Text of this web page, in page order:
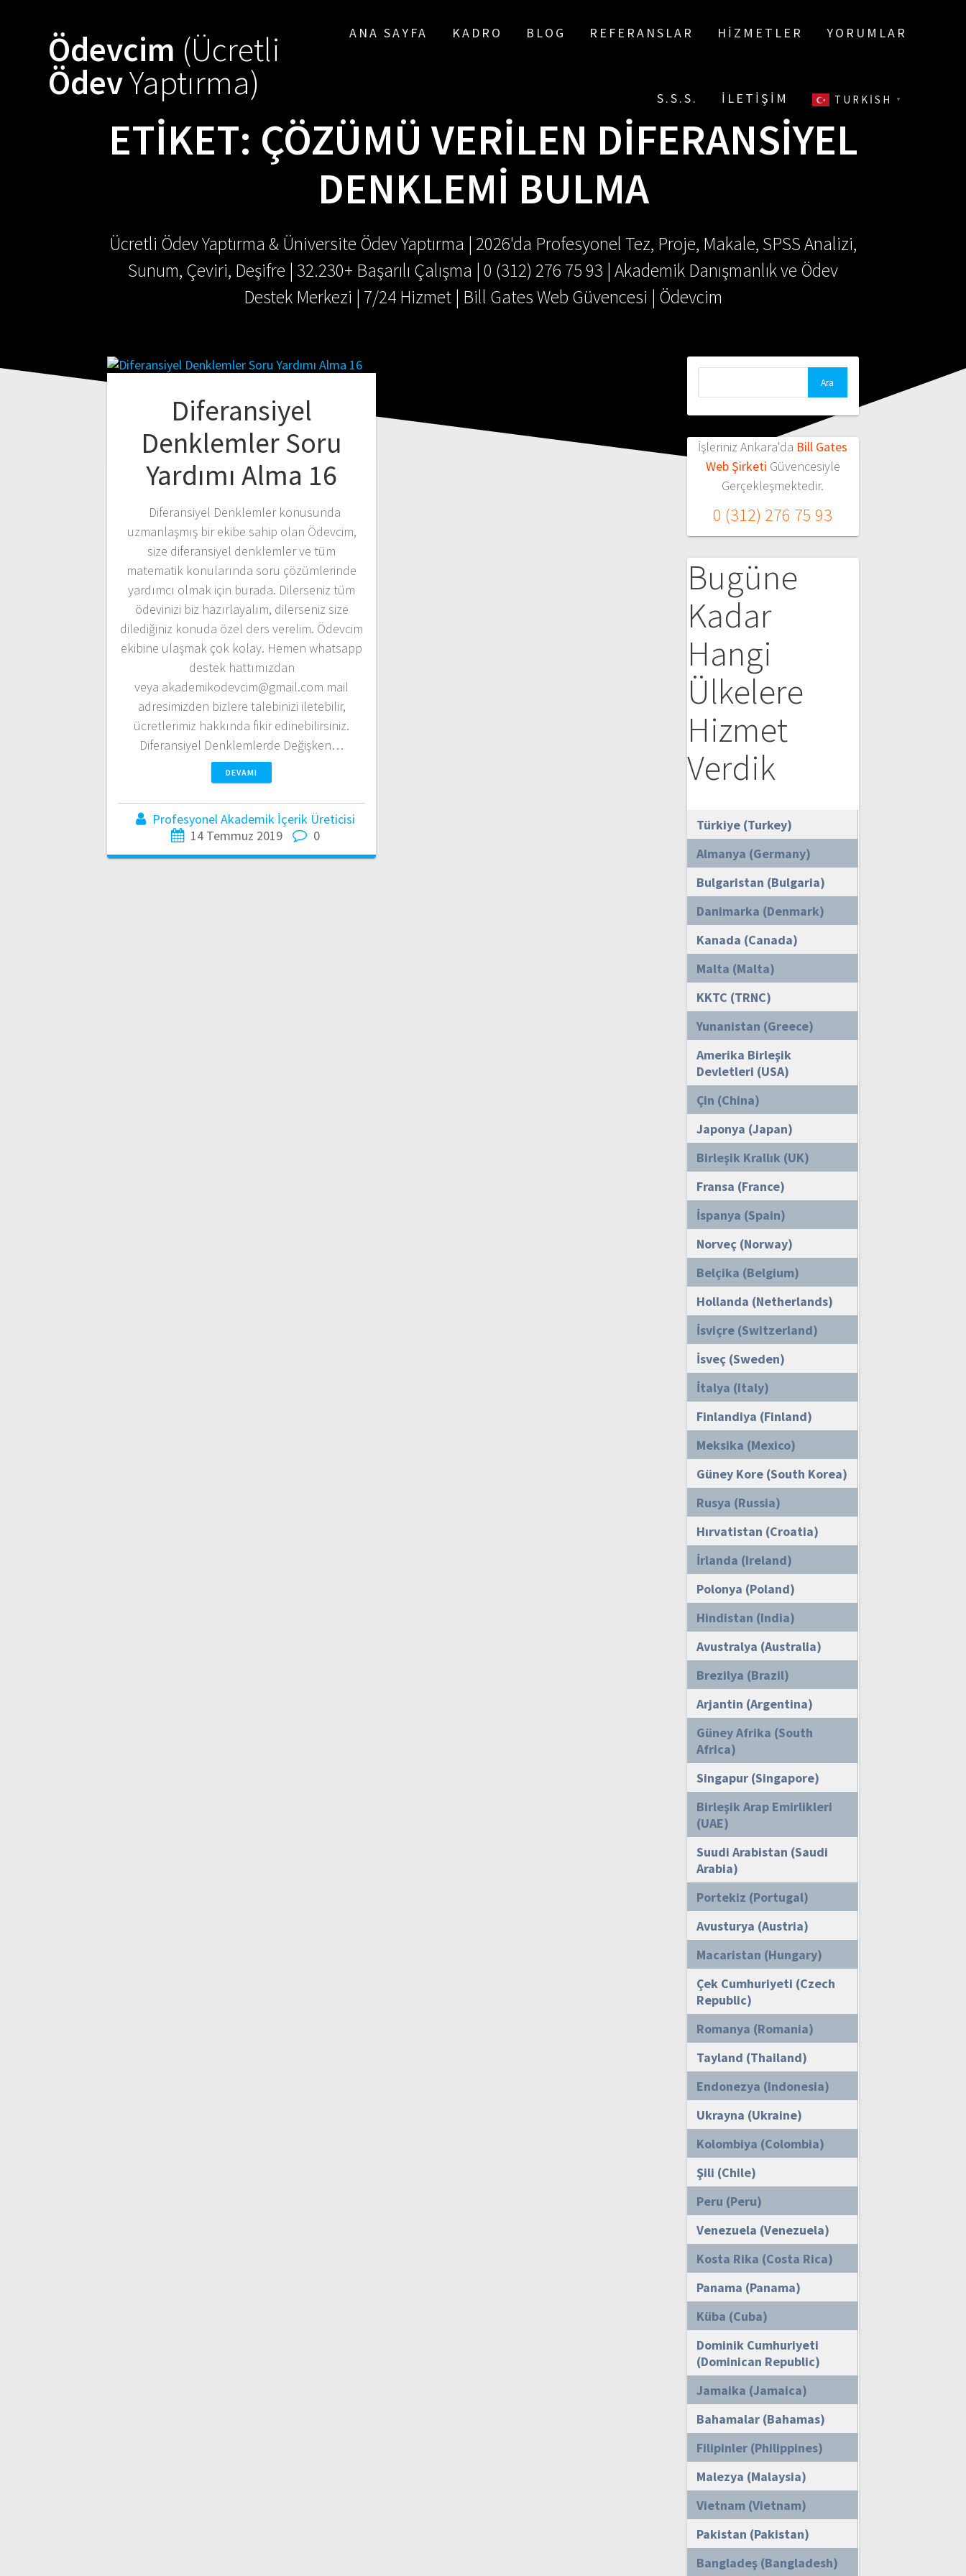
Ödevcim (Ücretli
ÖdevYaptırma)
ANA SAYFA KADRO BLOG REFERANSLAR HIZMETLER YORUMLAR
S.S.S. İLETIŞIM TURKISH ▼
ETIKET: ÇÖZÜMÜ VERILEN DIFERANSIYEL
DENKLEMI BULMA
Ücretli Ödev Yaptırma & Üniversite Ödev Yaptırma | 2026'da Profesyonel Tez, Proje, Makale, SPSS Analizi,
Sunum, Çeviri, Deşifre | 32.230+ Başarılı Çalışma | 0 (312) 276 75 93 | Akademik Danışmanlık ve Ödev
Destek Merkezi | 7/24 Hizmet | Bill Gates Web Güvencesi | Ödevcim
Diferansiyel
Denklemler Soru
Yardımı Alma 16
Diferansiyel Denklemler konusunda
uzmanlaşmış bir ekibe sahip olan Ödevcim,
size diferansiyel denklemler ve tüm
matematik konularında soru çözümlerinde
yardımcı olmak için burada. Dilerseniz tüm
ödevinizi biz hazırlayalım, dilerseniz size
dilediğiniz konuda özel ders verelim. Ödevcim
ekibine ulaşmak çok kolay. Hemen whatsapp
destek hattımızdan
veya akademikodevcim@gmail.com mail
adresimizden bizlere talebinizi iletebilir,
ücretlerimiz hakkında fikir edinebilirsiniz.
Diferansiyel Denklemlerde Değişken…
DEVAMI
Profesyonel Akademik İçerik Üreticisi
14 Temmuz 2019
0
İşleriniz Ankara'da Bill Gates
Web Şirketi Güvencesiyle
Gerçekleşmektedir.
0 (312) 276 75 93
Bugüne
Kadar
Hangi
Ülkelere
Hizmet
Verdik
Türkiye (Turkey)
Almanya (Germany)
Bulgaristan (Bulgaria)
Danimarka (Denmark)
Kanada (Canada)
Malta (Malta)
KKTC (TRNC)
Yunanistan (Greece)
Amerika Birleşik
Devletleri (USA)
Çin (China)
Japonya (Japan)
Birleşik Krallık (UK)
Fransa (France)
İspanya (Spain)
Norveç (Norway)
Belçika (Belgium)
Hollanda (Netherlands)
İsviçre (Switzerland)
İsveç (Sweden)
İtalya (Italy)
Finlandiya (Finland)
Meksika (Mexico)
Güney Kore (South Korea)
Rusya (Russia)
Hırvatistan (Croatia)
İrlanda (Ireland)
Polonya (Poland)
Hindistan (India)
Avustralya (Australia)
Brezilya (Brazil)
Arjantin (Argentina)
Güney Afrika (South
Africa)
Singapur (Singapore)
Birleşik Arap Emirlikleri
(UAE)
Suudi Arabistan (Saudi
Arabia)
Portekiz (Portugal)
Avusturya (Austria)
Macaristan (Hungary)
Çek Cumhuriyeti (Czech
Republic)
Romanya (Romania)
Tayland (Thailand)
Endonezya (Indonesia)
Ukrayna (Ukraine)
Kolombiya (Colombia)
Şili (Chile)
Peru (Peru)
Venezuela (Venezuela)
Kosta Rika (Costa Rica)
Panama (Panama)
Küba (Cuba)
Dominik Cumhuriyeti
(Dominican Republic)
Jamaika (Jamaica)
Bahamalar (Bahamas)
Filipinler (Philippines)
Malezya (Malaysia)
Vietnam (Vietnam)
Pakistan (Pakistan)
Bangladeş (Bangladesh)